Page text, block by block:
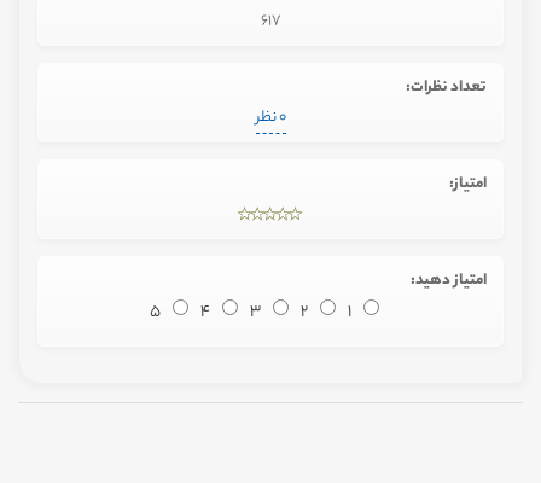
617
تعداد نظرات:
0 نظر
امتیاز:
امتیاز دهید:
1
2
3
4
5